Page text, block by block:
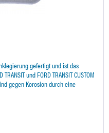
gefertigt und ist das
und FORD TRANSIT CUSTOM
gegen Korosion durch eine